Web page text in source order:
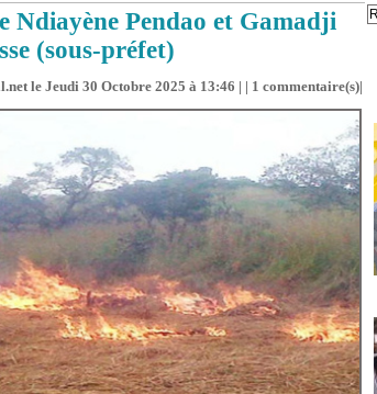
Ndiayène Pendao et Gamadji
(sous-préfet)
le Jeudi 30 Octobre 2025 à 13:46 | | 1 commentaire(s)|